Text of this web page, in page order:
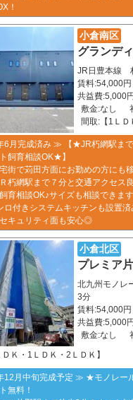
！
小倉南区
グランデ
JR日豊本線
賃料:54,000円
共益費:5,000
敷金:なし
間取:【1ＬＤ
6月完成済み ≫ 【★JR朽網駅ま
飼育相談OK★】
街で苅田方面にお勤めの方にも
朽網駅まで７分と交通アクセス
育相談OK♪サイズも相談できま
ロ付きシステムキッチンも設置
キュリティ面も安心◎
小倉北区
プレミア
北九州モノ
3分
賃料:54,000円
共益費:5,000
敷金:なし
Ｋ・1ＬＤＫ・2ＬＤＫ】
月中旬完成予定 ≫ ★モノレー
無料！